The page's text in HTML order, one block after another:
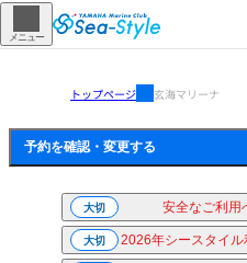
メニュー
トップページ 玄海マリーナ
予約を確認・ 変更する
大切 安全なご利用
大切 2026年シースタイ